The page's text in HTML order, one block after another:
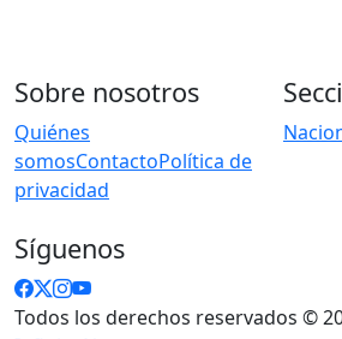
Sobre nosotros
Quiénes
somosContactoPolítica de
privacidad
Síguenos
Todos los derechos reservados ©